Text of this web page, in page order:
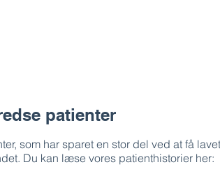
patienter
som har sparet en stor del ved at få lavet
Du kan læse vores patienthistorier her: